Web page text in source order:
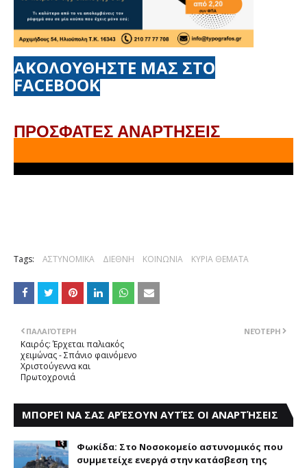
ΑΚΟΛΟΥΘΗΣΤΕ ΜΑΣ ΣΤΟ
FACEBOOK
ΠΡΟΣΦΑΤΕΣ ΑΝΑΡΤΗΣΕΙΣ
Tags: ΑΣΤΥΝΟΜΙΚΑ ΔΙΕΘΝΗ ΚΟΙΝΩΝΙΑ ΚΥΡΙΑ ΘΕΜΑΤΑ
ΝΕΌΤΕΡΗ
ΠΑΛΑΙΌΤΕΡΗ
Καιρός: Έρχεται παλιακός
χειμώνας - Σπάνιο φαινόμενο
Χριστούγεννα και
Πρωτοχρονιά
ΜΠΟΡΕΊ ΝΑ ΣΑΣ ΑΡΈΣΟΥΝ ΑΥΤΈΣ ΟΙ ΑΝΑΡΤΉΣΕΙΣ
Φωκίδα: Στο Νοσοκομείο αστυνομικός που
συμμετείχε ενεργά στην κατάσβεση της